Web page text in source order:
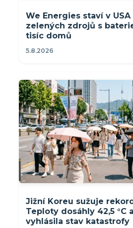
We Energies staví v USA
zelených zdrojů s
tisíc domů
5.8.2026
Jižní Koreu sužuje
Teploty dosáhly 42,5 °C
vyhlásila stav katastrofy